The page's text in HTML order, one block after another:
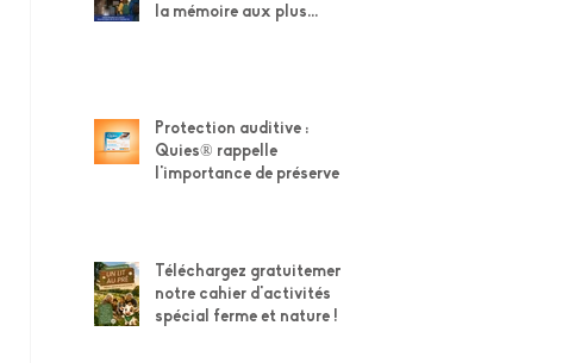
la mémoire aux plus
Protection auditive :
Quies® rappelle
l'importance de préserver
Téléchargez gratuitement
notre cahier d'activités
spécial ferme et nature !